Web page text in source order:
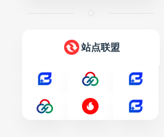
站点联盟